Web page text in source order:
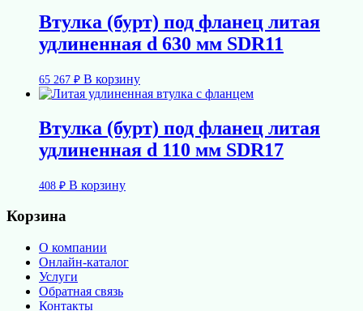
Втулка (бурт) под фланец литая
удлиненная d 630 мм SDR11
65 267 ₽ В корзину
Втулка (бурт) под фланец литая
удлиненная d 110 мм SDR17
408 ₽ В корзину
Корзина
О компании
Онлайн-каталог
Услуги
Обратная связь
Контакты